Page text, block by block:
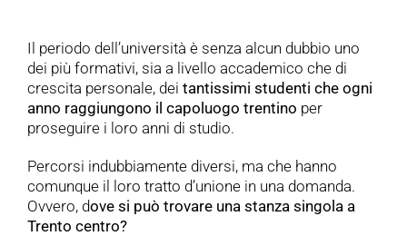
Il periodo dell’università è senza alcun dubbio uno
dei più formativi, sia a livello accademico che di
crescita personale, dei tantissimi studenti che ogni
anno raggiungono il capoluogo trentino per
proseguire i loro anni di studio.
Percorsi indubbiamente diversi, ma che hanno
comunque il loro tratto d’unione in una domanda.
Ovvero, dove si può trovare una stanza singola a
Trento centro?